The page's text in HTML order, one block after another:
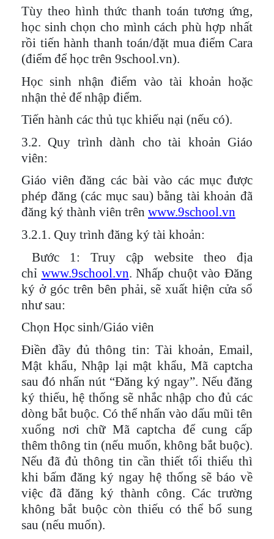
Tùy theo hình thức thanh toán tương ứng,
học sinh chọn cho mình cách phù hợp nhất
rồi tiến hành thanh toán/đặt mua điểm Cara
(điểm để học trên 9school.vn).
Học sinh nhận điểm vào tài khoản hoặc
nhận thẻ để nhập điểm.
Tiến hành các thủ tục khiếu nại (nếu có).
3.2. Quy trình dành cho tài khoản Giáo
viên:
Giáo viên đăng các bài vào các mục được
phép đăng (các mục sau) bằng tài khoản đã
đăng ký thành viên trên www.9school.vn
3.2.1. Quy trình đăng ký tài khoản:
Bước 1 : Truy cập website theo địa
chỉ www.9school.vn. Nhấp chuột vào Đăng
ký ở góc trên bên phải, sẽ xuất hiện cửa sổ
như sau:
Chọn Học sinh/Giáo viên
Điền đầy đủ thông tin: Tài khoản, Email,
Mật khẩu, Nhập lại mật khẩu, Mã captcha
sau đó nhấn nút “Đăng ký ngay”. Nếu đăng
ký thiếu, hệ thống sẽ nhắc nhập cho đủ các
dòng bắt buộc. Có thể nhấn vào dấu mũi tên
xuống nơi chữ Mã captcha để cung cấp
thêm thông tin (nếu muốn, không bắt buộc).
Nếu đã đủ thông tin cần thiết tối thiểu thì
khi bấm đăng ký ngay hệ thống sẽ báo về
việc đã đăng ký thành công. Các trường
không bắt buộc còn thiếu có thể bổ sung
sau (nếu muốn).